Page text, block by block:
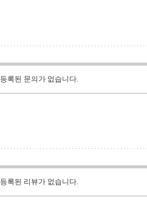
등록된 문의가 없습니다.
등록된 리뷰가 없습니다.